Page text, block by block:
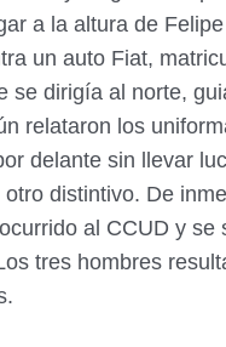
a la altura de
un auto Fiat,
se dirigía al norte,
relataron los
delante sin llevar
distintivo. De
al CCUD y se
tres hombres